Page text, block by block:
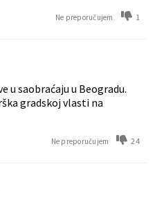
Ne preporučujem 1
u saobraćaju u Beogradu.
gradskoj vlasti na
Ne preporučujem 24